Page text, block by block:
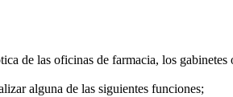
de las oficinas de farmacia, los
alguna de las siguientes funciones;